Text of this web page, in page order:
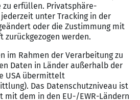
mit Rabattaktionen
und verantwortungsvolle